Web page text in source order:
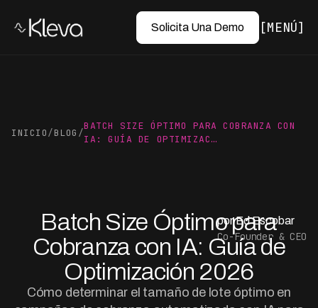
Solicita Una Demo MENÚ
INICIO/BLOG /
BATCH SIZE ÓPTIMO PARA COBRANZA CON
IA: GUÍA DE OPTIMIZAC…
Batch Size Óptimo para
Cobranza con IA: Guía de
Optimización 2026
Cómo determinar el tamaño de lote óptimo en
por Ed Escobar
Co-Founder & CEO